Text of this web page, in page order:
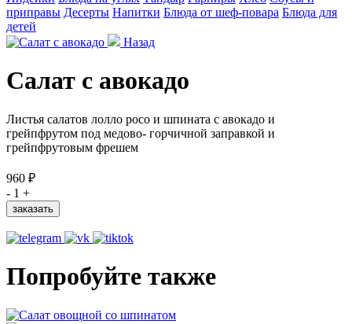
приправы Десерты Напитки Блюда от шеф-повара Блюда для
детей
Назад
Салат с авокадо
Листья салатов лолло росо и шпината с авокадо и
грейпфрутом под медово- горчичной заправкой и
грейпфрутовым фрешем
960 ₽
- 1 +
заказать
Попробуйте также